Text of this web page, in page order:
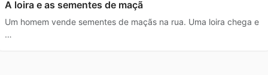
A loira e as sementes de maçã
Um homem vende sementes de maçãs na rua. Uma loira chega e
…